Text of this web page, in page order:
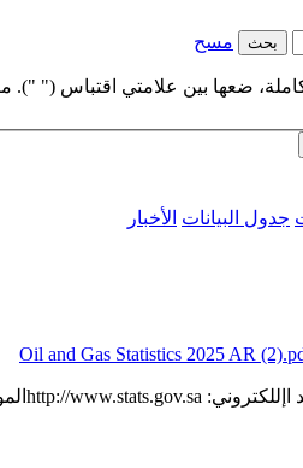
بحث مسح
ضعها بين علامتي اقتباس (" ").
جدول البيانات الأخبار